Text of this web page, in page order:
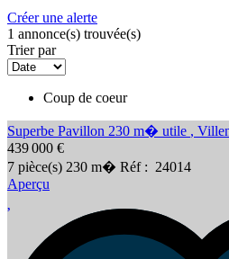
Créer une alerte
1 annonce(s) trouvée(s)
Trier par
Coup de coeur
Superbe Pavillon 230 m� utile ,
439 000 €
7 pièce(s) 230 m� Réf : 24014
Aperçu